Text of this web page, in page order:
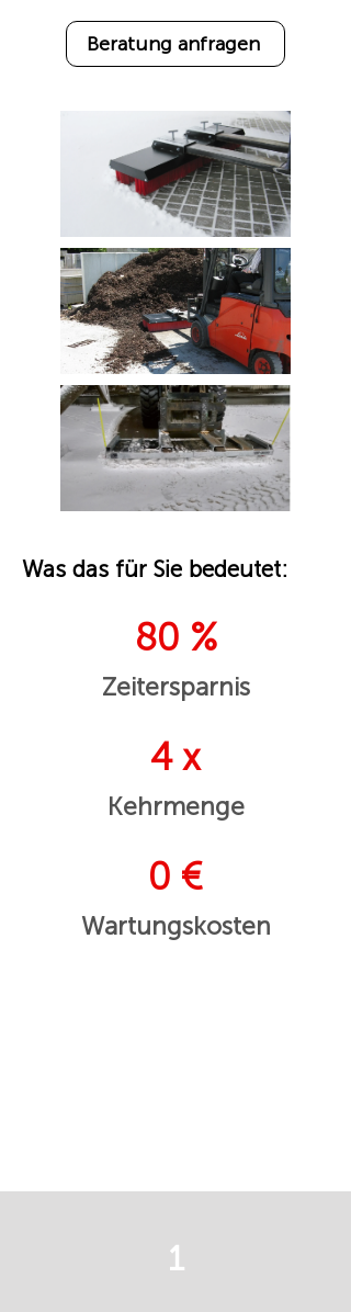
Beratung anfragen
Was das für Sie bedeutet:
80 %
Zeitersparnis
4 x
Kehrmenge
0 €
Wartungskosten
1